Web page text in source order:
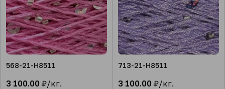
568-21-H8511
3 100.00 ₽/кг.
713-21-H8511
3 100.00 ₽/кг.